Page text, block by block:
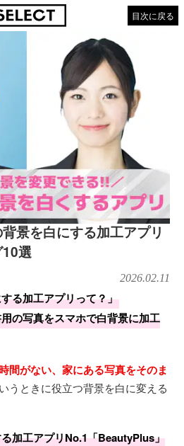
目次に戻る
背景を白にする加工アプリ
選
2026.02.11
る加工アプリって？」
の写真をスマホで白背景に加工
間がない、家にある写真をそのま
うときに役立つ背景を白に変える
加工アプリNo.1「BeautyPlus」